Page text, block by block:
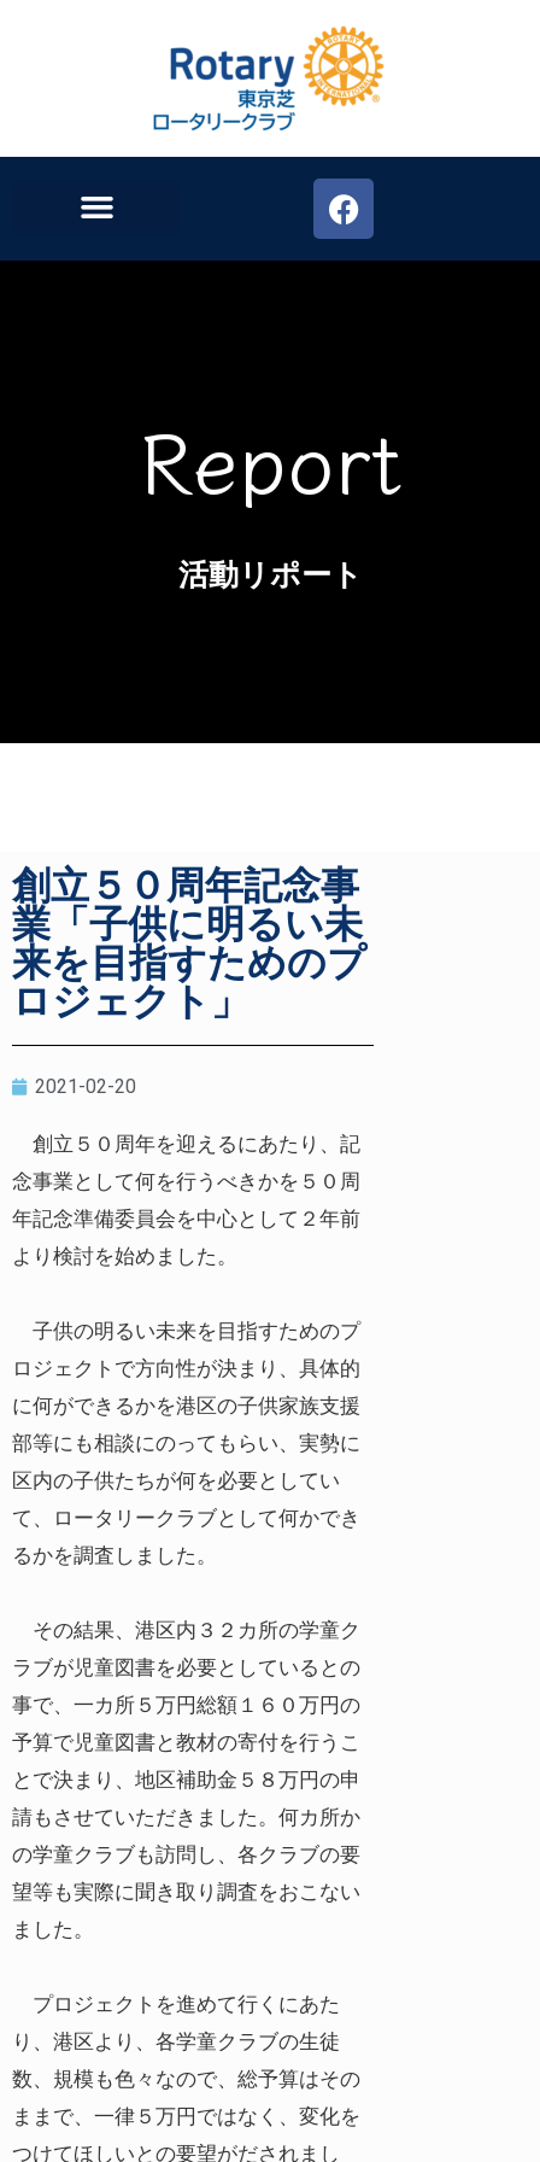
Report
活動リポート
創立５０周年記念事
業「子供に明るい未
来を目指すためのプ
ロジェクト」
2021-02-20
創立５０周年を迎えるにあたり、記
念事業として何を行うべきかを５０周
年記念準備委員会を中心として２年前
より検討を始めました。
子供の明るい未来を目指すためのプ
ロジェクトで方向性が決まり、具体的
に何ができるかを港区の子供家族支援
部等にも相談にのってもらい、実勢に
区内の子供たちが何を必要としてい
て、ロータリークラブとして何かでき
るかを調査しました。
その結果、港区内３２カ所の学童ク
ラブが児童図書を必要としているとの
事で、一カ所５万円総額１６０万円の
予算で児童図書と教材の寄付を行うこ
とで決まり、地区補助金５８万円の申
請もさせていただきました。何カ所か
の学童クラブも訪問し、各クラブの要
望等も実際に聞き取り調査をおこない
ました。
プロジェクトを進めて行くにあた
り、港区より、各学童クラブの生徒
数、規模も色々なので、総予算はその
ままで、一律５万円ではなく、変化を
つけてほしいとの要望がだされまし